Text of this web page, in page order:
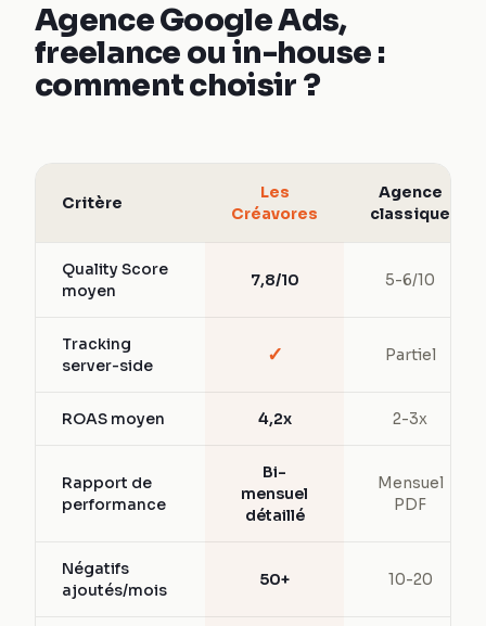
Agence Google Ads,
freelance ou in-house :
comment choisir ?
Critère
Les
Créavores
Agence
classique
Quality Score
moyen
7,8/10 5-6/10
Tracking
server-side
✓ Partiel
ROAS moyen 4,2x 2-3x
Rapport de
performance
Bi-
mensuel
détaillé
Mensuel
PDF
Négatifs
ajoutés/mois
50+ 10-20